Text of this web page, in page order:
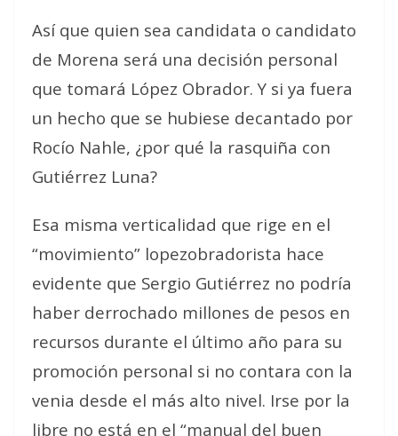
Así que quien sea candidata o candidato
de Morena será una decisión personal
que tomará López Obrador. Y si ya fuera
un hecho que se hubiese decantado por
Rocío Nahle, ¿por qué la rasquiña con
Gutiérrez Luna?
Esa misma verticalidad que rige en el
“movimiento” lopezobradorista hace
evidente que Sergio Gutiérrez no podría
haber derrochado millones de pesos en
recursos durante el último año para su
promoción personal si no contara con la
venia desde el más alto nivel. Irse por la
libre no está en el “manual del buen